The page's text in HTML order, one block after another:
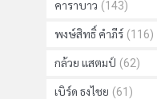
คาราบาว (143)
พงษ์สิทธิ์ คำภีร์ (116)
กล้วย แสตมป์ (62)
เบิร์ด ธงไชย (61)